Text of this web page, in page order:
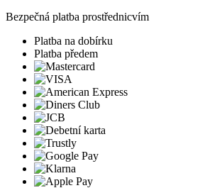
Bezpečná platba prostřednicvím
Platba na dobírku
Platba předem